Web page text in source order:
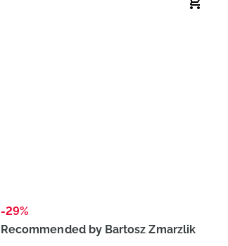
-29%
Recommended by Bartosz Zmarzlik